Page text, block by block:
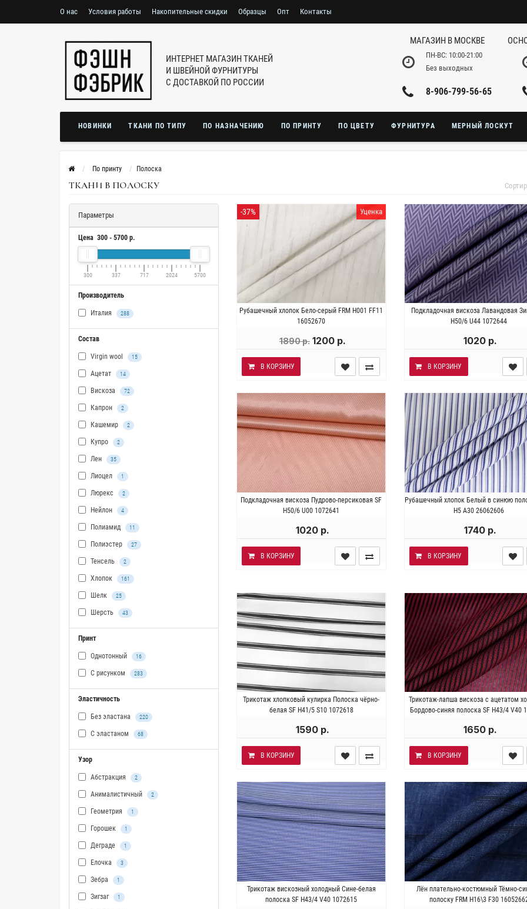
О нас Условия работы Накопительные скидки Образцы Опт Контакты
ИНТЕРНЕТ МАГАЗИН ТКАНЕЙ
И ШВЕЙНОЙ ФУРНИТУРЫ
С ДОСТАВКОЙ ПО РОССИИ
МАГАЗИН В МОСКВЕ
ПН-ВС: 10:00-21:00
Без выходных
8-906-799-56-65
НОВИНКИ ТКАНИ ПО ТИПУ ПО НАЗНАЧЕНИЮ ПО ПРИНТУ ПО ЦВЕТУ ФУРНИТУРА МЕРНЫЙ ЛОСКУТ
По принту Полоска
ТКАНИ В ПОЛОСКУ
Параметры
Цена 300 - 5700 р.
300 337 717 2024 5700
Производитель
Италия 288
Состав
Virgin wool 15
Ацетат 14
Вискоза 72
Капрон 2
Кашемир 2
Купро 2
Лен 35
Лиоцел 1
Люрекс 2
Нейлон 4
Полиамид 11
Полиэстер 27
Тенсель 2
Хлопок 161
Шелк 25
Шерсть 43
Принт
Однотонный 16
С рисунком 283
Эластичность
Без эластана 220
С эластаном 68
Узор
Абстракция 2
Анималистичный 2
Геометрия 1
Горошек 1
Деграде 1
Елочка 3
Зебра 1
Зигзаг 1
Уценка
-37%
Рубашечный хлопок Бело-серый FRM H001 FF11
16052670
Италия . Состав 100% хлопок.
Плотность ~ 80 гр/м2. Ширина 156 см.
1890 р. 1200 р.
В КОРЗИНУ
Подкладочная вискоза Лавандовая
H50/6 U44 1072644
Италия . Состав 100%
Плотность ~90 гр/м2. Ширина
1020 р.
В КОРЗИНУ
Подкладочная вискоза Пудрово-персиковая SF
H50/6 U00 1072641
Италия . Состав 60% вискоза 40%
ацетат. Плотность ~80 гр/м2. Ширина
1020 р.
В КОРЗИНУ
Рубашечный хлопок Белый в синюю
H5 A30 26062606
Италия . Состав 97%
эластан. Плотность ~ 120
1740 р.
В КОРЗИНУ
Трикотаж хлопковый кулирка Полоска чёрно-
белая SF H41/5 S10 1072618
Италия . Состав 97% хлопок 3%
эластан. Плотность~ 185 гр/м2.
1590 р.
В КОРЗИНУ
Трикотаж-лапша вискоза с ацетатом
Бордово-синяя полоска SF H43/4 V40
Италия . Состав 60% ацетат
вискоза. Плотность ~180
1650 р.
В КОРЗИНУ
Трикотаж вискозный холодный Сине-белая
полоска SF H43/4 V40 1072615
Италия . Состав 95% вискоза 5%
эластан. Плотность ~180 гр/м2.
Лён плательно-костюмный Тёмно-
полоску FRM H16\3 F30
Италия . Состав 100% лён.
~170 гр/м2. Ширина 146